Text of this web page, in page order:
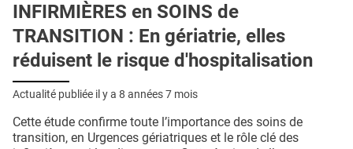
E-REVUE SAD
L'APP
PUBLICITÉ
INFIRMIÈRES en SOINS de
TRANSITION : En gériatrie, elles
réduisent le risque d'hospitalisation
Actualité publiée il y a 8 années 7 mois
Cette étude confirme toute l’importance des soins de
transition, en Urgences gériatriques et le rôle clé des